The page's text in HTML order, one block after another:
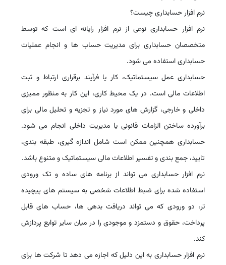
نرم افزار حسابداری چیست؟
نرم افزار حسابداری نوعی از نرم افزار رایانه ای است که توسط
متخصصان حسابداری برای مدیریت حساب ها و انجام عملیات
حسابداری استفاده می شود.
حسابداری عمل سیستماتیک، کار یا فرآیند برقراری ارتباط و ثبت
اطلاعات مالی است. در یک محیط کاری، این کار به منظور ممیزی
داخلی و خارجی، گزارش های مورد نیاز و تجزیه و تحلیل مالی برای
برآورده ساختن الزامات قانونی یا مدیریت داخلی انجام می شود.
حسابداری همچنین ممکن است شامل اندازه گیری، طبقه بندی،
تایید، جمع بندی و تفسیر اطلاعات مالی سیستماتیک و متنوع باشد.
نرم افزار حسابداری می تواند از برنامه های ساده و تک ورودی
استفاده شده برای ضبط اطلاعات شخصی به سیستم های پیچیده
تر، دو ورودی که می تواند دریافت بدهی ها، حساب های قابل
پرداخت، حقوق و دستمزد و موجودی را در میان سایر توابع پردازش
کند.
نرم افزار حسابداری به این دلیل که اجازه می دهد تا شرکت ها برای